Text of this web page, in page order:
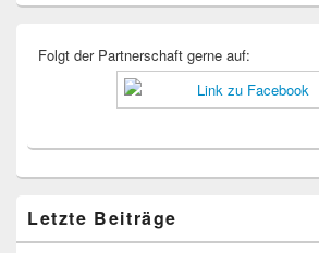
Folgt der Partnerschaft gerne auf:
Letzte Beiträge